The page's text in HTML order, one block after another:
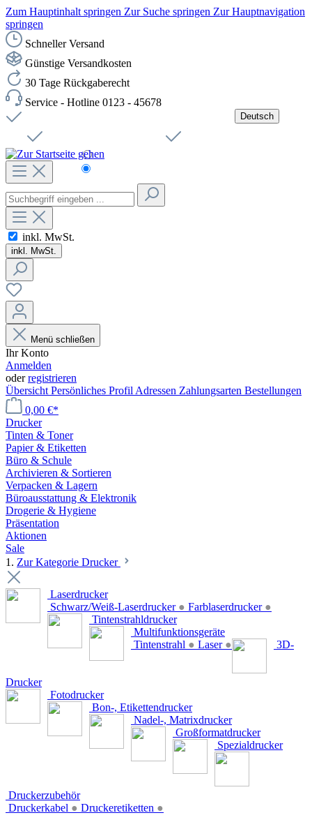
Zum Hauptinhalt springen Zur Suche springen Zur Hauptnavigation
springen
Schneller Versand
Günstige Versandkosten
30 Tage Rückgaberecht
Service - Hotline 0123 - 45678
Deutsch
Čeština
inkl. MwSt.
inkl. MwSt.
Menü schließen
Ihr Konto
Anmelden
oderregistrieren
Übersicht Persönliches Profil Adressen Zahlungsarten Bestellungen
0,00 €*
Drucker
Tinten & Toner
Papier & Etiketten
Büro & Schule
Archivieren & Sortieren
Verpacken & Lagern
Büroausstattung & Elektronik
Drogerie & Hygiene
Präsentation
Aktionen
Sale
1. Zur Kategorie Drucker
Laserdrucker
Schwarz/Weiß-Laserdrucker ● Farblaserdrucker ●
Tintenstrahldrucker
Multifunktionsgeräte
Tintenstrahl ● Laser ● 3D-
Drucker
Fotodrucker
Bon-, Etikettendrucker
Nadel-, Matrixdrucker
Großformatdrucker
Spezialdrucker
Druckerzubehör
Druckerkabel ● Druckeretiketten ●